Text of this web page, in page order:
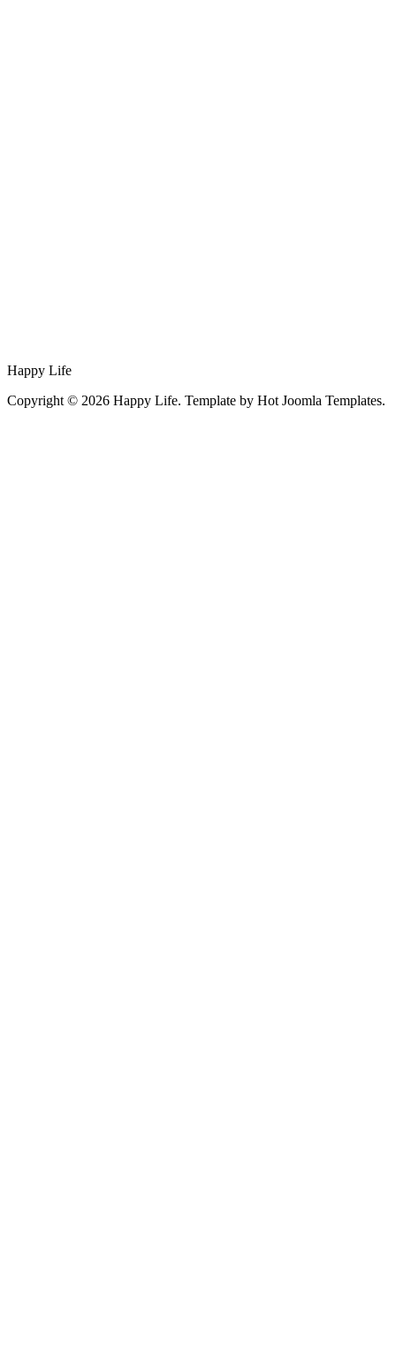
Happy Life
Copyright © 2026 Happy Life. Template by Hot Joomla Templates.